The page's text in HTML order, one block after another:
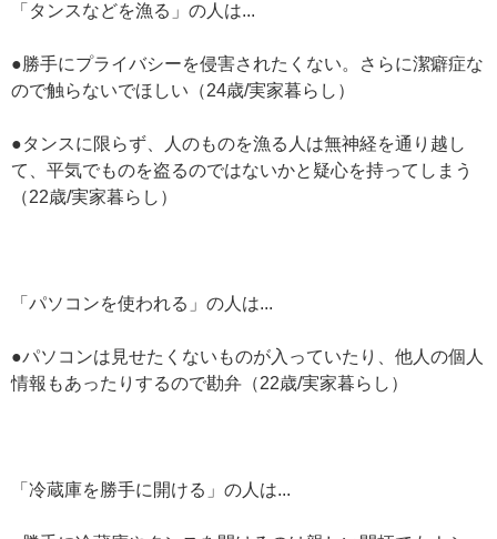
「タンスなどを漁る」の人は...
●勝手にプライバシーを侵害されたくない。さらに潔癖症な
ので触らないでほしい（24歳/実家暮らし）
●タンスに限らず、人のものを漁る人は無神経を通り越し
て、平気でものを盗るのではないかと疑心を持ってしまう
（22歳/実家暮らし）
「パソコンを使われる」の人は...
●パソコンは見せたくないものが入っていたり、他人の個人
情報もあったりするので勘弁（22歳/実家暮らし）
「冷蔵庫を勝手に開ける」の人は...